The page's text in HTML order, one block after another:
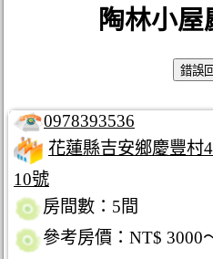
陶林小
0978393536
花蓮縣吉安鄉慶豐村
10號
房間數：5間
參考房價：NT$ 3000